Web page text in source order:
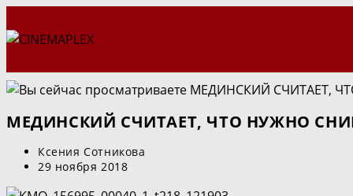
к
МЕДИНСКИЙ СЧИТАЕТ, ЧТО НУЖНО
Автор
записи:
Ксения Сотникова
Запись
29 ноября 2018